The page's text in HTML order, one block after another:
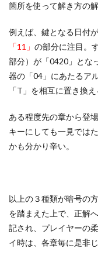
箇所を使って解き方の
例えば、鍵となる日付
「11」 の部分に注目。
部分）が「0420」とな
器の「04」にあたるア
「T」を相互に置き換
ある程度先の章から登
キーにしても一見では
かも分かり辛い。
以上の３種類が暗号の
を踏まえた上で、正解
記され、プレイヤーの
イ時は、各章毎に是非